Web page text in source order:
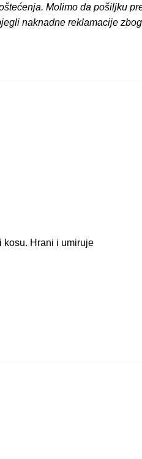
Molimo da pošiljku
naknadne reklamacije
Hrani i umiruje